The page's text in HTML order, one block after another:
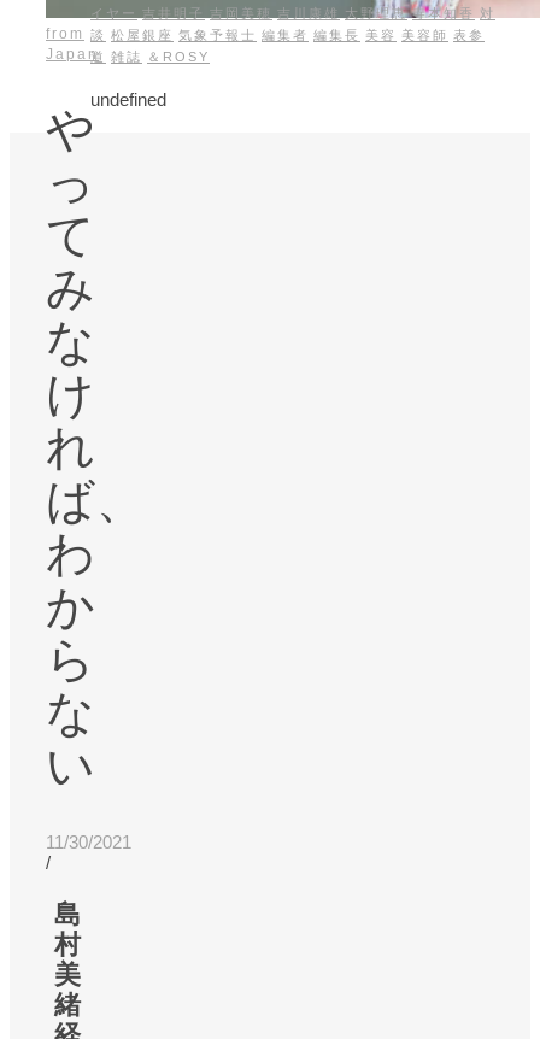
from
Japan
や
っ
て
み
な
け
れ
ば、
わ
か
ら
な
い
11/30/2021
/
島
村
美
緒
イヤー
吉井明子 吉岡美穂 吉川康雄 大野理恵 寺本知香
対
談 松屋銀座 気象予報士 編集者 編集長 美容 美容師 表参
道 雑誌 ＆ROSY
undefined